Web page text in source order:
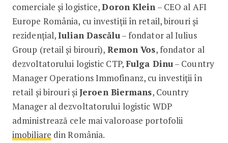
comerciale și logistice,Doron Klein – CEO al AFI
Europe România, cu investiții în retail, birouri și
rezidențial,Iulian Dascălu– fondator al Iulius
Group (retail și birouri), Remon Vos, fondator al
dezvoltatorului logistic CTP,Fulga Dinu– Country
Manager Operations Immofinanz, cu investiții în
retail și birouri șiJeroen Biermans, Country
Manager al dezvoltatorului logistic WDP
administrează cele mai valoroase portofolii
imobiliare din România.